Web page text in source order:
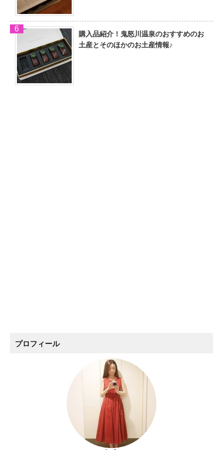
購入品紹介！鬼怒川温泉のおすすめのお
土産とそのほかのお土産情報♪
プロフィール